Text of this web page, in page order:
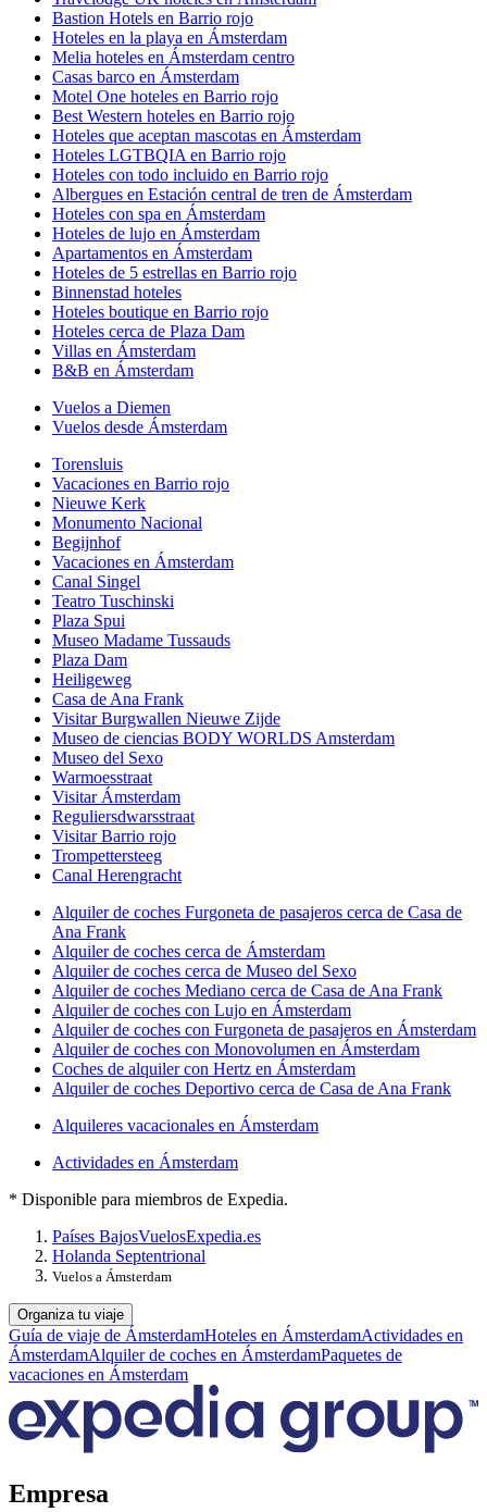
Bastion Hotels en Barrio rojo
Hoteles en la playa en Ámsterdam
Melia hoteles en Ámsterdam centro
Casas barco en Ámsterdam
Motel One hoteles en Barrio rojo
Best Western hoteles en Barrio rojo
Hoteles que aceptan mascotas en Ámsterdam
Hoteles LGTBQIA en Barrio rojo
Hoteles con todo incluido en Barrio rojo
Albergues en Estación central de tren de Ámsterdam
Hoteles con spa en Ámsterdam
Hoteles de lujo en Ámsterdam
Apartamentos en Ámsterdam
Hoteles de 5 estrellas en Barrio rojo
Binnenstad hoteles
Hoteles boutique en Barrio rojo
Hoteles cerca de Plaza Dam
Villas en Ámsterdam
B&B en Ámsterdam
Vuelos a Diemen
Vuelos desde Ámsterdam
Torensluis
Vacaciones en Barrio rojo
Nieuwe Kerk
Monumento Nacional
Begijnhof
Vacaciones en Ámsterdam
Canal Singel
Teatro Tuschinski
Plaza Spui
Museo Madame Tussauds
Plaza Dam
Heiligeweg
Casa de Ana Frank
Visitar Burgwallen Nieuwe Zijde
Museo de ciencias BODY WORLDS Amsterdam
Museo del Sexo
Warmoesstraat
Visitar Ámsterdam
Reguliersdwarsstraat
Visitar Barrio rojo
Trompettersteeg
Canal Herengracht
Alquiler de coches Furgoneta de pasajeros cerca de Casa de
Ana Frank
Alquiler de coches cerca de Ámsterdam
Alquiler de coches cerca de Museo del Sexo
Alquiler de coches Mediano cerca de Casa de Ana Frank
Alquiler de coches con Lujo en Ámsterdam
Alquiler de coches con Furgoneta de pasajeros en Ámsterdam
Alquiler de coches con Monovolumen en Ámsterdam
Coches de alquiler con Hertz en Ámsterdam
Alquiler de coches Deportivo cerca de Casa de Ana Frank
Alquileres vacacionales en Ámsterdam
Actividades en Ámsterdam
* Disponible para miembros de Expedia.
Países BajosVuelosExpedia.es
Holanda Septentrional
Vuelos a Ámsterdam
Organiza tu viaje
Guía de viaje de ÁmsterdamHoteles en ÁmsterdamActividades en
ÁmsterdamAlquiler de coches en ÁmsterdamPaquetes de
vacaciones en Ámsterdam
Empresa